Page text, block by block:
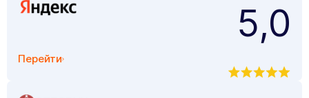
Перейти
5,0